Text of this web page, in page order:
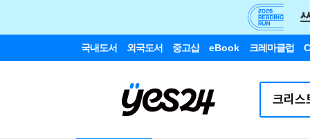
국내도서 외국도서 중고샵 eBook 크레마클럽